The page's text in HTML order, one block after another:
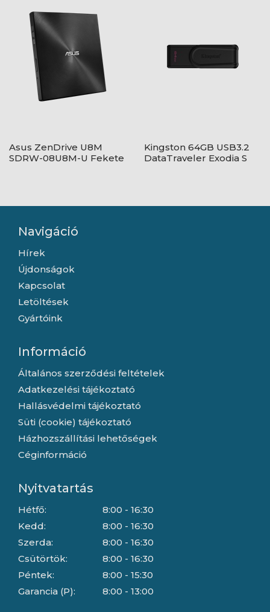
Asus ZenDrive U8M
SDRW-08U8M-U Fekete
Kingston 64GB USB3.2
DataTraveler Exodia S
Navigáció
Hírek
Újdonságok
Kapcsolat
Letöltések
Gyártóink
Információ
Általános szerződési feltételek
Adatkezelési tájékoztató
Hallásvédelmi tájékoztató
Süti (cookie) tájékoztató
Házhozszállítási lehetőségek
Céginformáció
Nyitvatartás
Hétfő:
Kedd:
Szerda:
Csütörtök:
Péntek:
Garancia (P):
8:00 - 16:30
8:00 - 16:30
8:00 - 16:30
8:00 - 16:30
8:00 - 15:30
8:00 - 13:00